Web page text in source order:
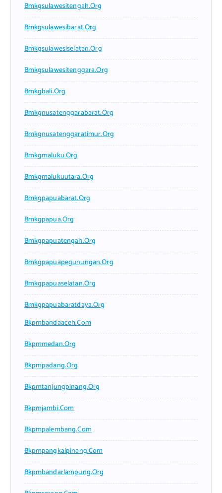
Bmkgsulawesitengah.org
Bmkgsulawesibarat.org
Bmkgsulawesiselatan.org
Bmkgsulawesitenggara.org
Bmkgbali.org
Bmkgnusatenggarabarat.org
Bmkgnusatenggaratimur.org
Bmkgmaluku.org
Bmkgmalukuutara.org
Bmkgpapuabarat.org
Bmkgpapua.org
Bmkgpapuatengah.org
Bmkgpapuapegunungan.org
Bmkgpapuaselatan.org
Bmkgpapuabaratdaya.org
Bkpmbandaaceh.com
Bkpmmedan.org
Bkpmpadang.org
Bkpmtanjungpinang.org
Bkpmjambi.com
Bkpmpalembang.com
Bkpmpangkalpinang.com
Bkpmbandarlampung.org